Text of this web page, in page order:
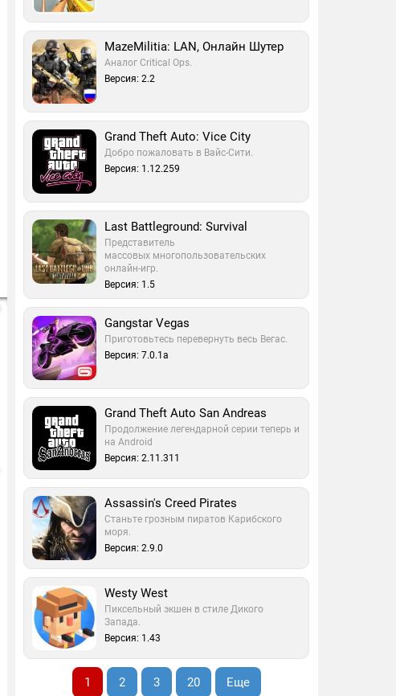
MazeMilitia: LAN, Онлайн Шутер
Аналог Critical Ops.
Версия: 2.2
Grand Theft Auto: Vice City
Добро пожаловать в Вайс-Сити.
Версия: 1.12.259
Last Battleground: Survival
Представитель
массовых многопользовательских
онлайн-игр.
Версия: 1.5
Gangstar Vegas
Приготовьтесь перевернуть весь Вегас.
Версия: 7.0.1a
Grand Theft Auto San Andreas
Продолжение легендарной серии теперь и
на Android
Версия: 2.11.311
Assassin's Creed Pirates
Станьте грозным пиратов Карибского
моря.
Версия: 2.9.0
Westy West
Пиксельный экшен в стиле Дикого
Запада.
Версия: 1.43
1 2 3 20 Еще